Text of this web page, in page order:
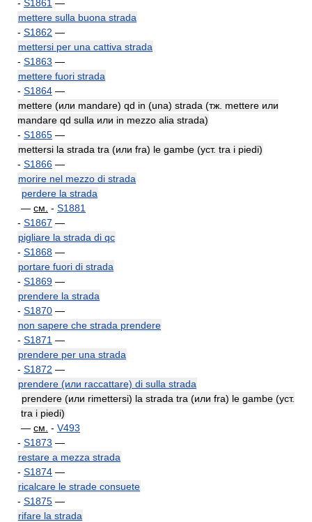
- S1861 —
mettere sulla buona strada
- S1862 —
mettersi per una cattiva strada
- S1863 —
mettere fuori strada
- S1864 —
mettere (или mandare) qd in (una) strada (тж. mettere или
mandare qd sulla или in mezzo alia strada)
- S1865 —
mettersi la strada tra (или fra) le gambe (уст. tra i piedi)
- S1866 —
morire nel mezzo di strada
perdere la strada
— см. - S1881
- S1867 —
pigliare la strada di qc
- S1868 —
portare fuori di strada
- S1869 —
prendere la strada
- S1870 —
non sapere che strada prendere
- S1871 —
prendere per una strada
- S1872 —
prendere (или raccattare) di sulla strada
prendere (или rimettersi) la strada tra (или fra) le gambe (уст.
tra i piedi)
— см. - V493
- S1873 —
restare a mezza strada
- S1874 —
ricalcare le strade consuete
- S1875 —
rifare la strada